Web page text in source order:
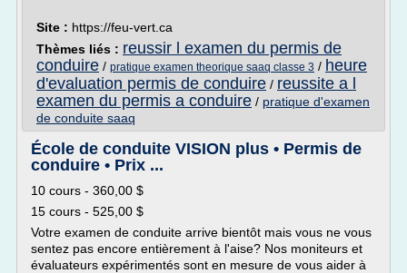
Site : https://feu-vert.ca
Thèmes liés : reussir l examen du permis de
conduire / pratique examen theorique saaq classe 3 / heure
d'evaluation permis de conduire / reussite a l
examen du permis a conduire / pratique d'examen
de conduite saaq
École de conduite VISION plus • Permis de
conduire • Prix ...
10 cours - 360,00 $
15 cours - 525,00 $
Votre examen de conduite arrive bientôt mais vous ne vous
sentez pas encore entièrement à l'aise? Nos moniteurs et
évaluateurs expérimentés sont en mesure de vous aider à